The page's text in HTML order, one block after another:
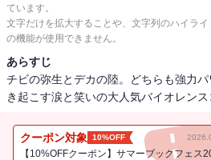
ています。
文字だけを拡大することや、文字列のハイラ
の機能が使用できません。
あらすじ
チビの弥生とデカの陸。どちらも強力
き起こす涙と笑いの大人気バイオレンス
クーポン対象 10%OFF
【10%OFFクーポン】サマーブックフェス